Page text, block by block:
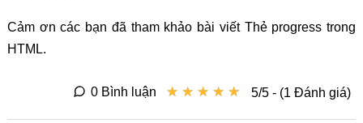
Cảm ơn các bạn đã tham khảo bài viết Thẻ progress trong
HTML.
★ ★ ★ ★ ★
★ ★ ★ ★ ★ 5/5 - (1 Đánh giá)
0 Bình luận